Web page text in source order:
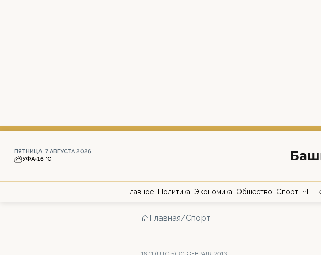
ПЯТНИЦА, 7 АВГУСТА 2026
УФА+16 °С
Главное Политика Экономика Общество Спорт ЧП
Главная/Спорт